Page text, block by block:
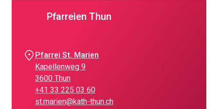
Pfarreien Thun
Pfarrei St. Marien
Kapellenweg 9
3600 Thun
+41 33 225 03 60
st.marien@kath-thun.ch